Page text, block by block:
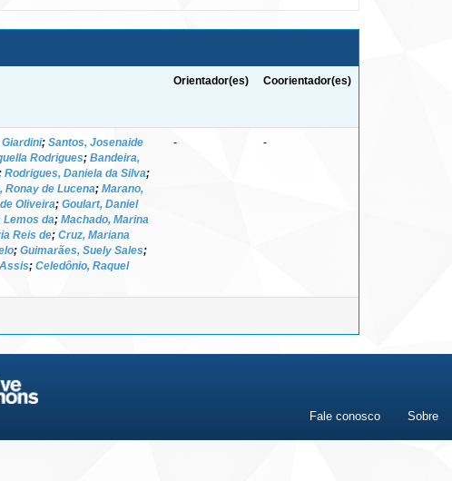
Orientador(es) Coorientador(es)
; Santos, Josenaide
Rodrigues; Bandeira,
Rodrigues, Daniela da Silva;
Ronay de Lucena; Marano,
Oliveira; Goulart, Daniel
Lemos da; Machado, Marina
Reis de; Cruz, Mariana
; Guimarães, Suely Sales;
; Celedônio, Raquel
- -
Fale conosco Sobre